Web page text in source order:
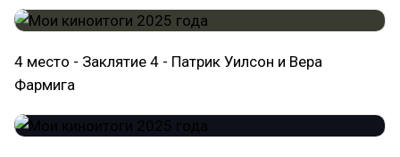
4 место - Заклятие 4 - Патрик Уилсон и Вера
Фармига